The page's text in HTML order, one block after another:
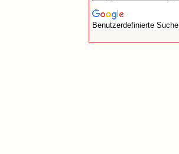
Benutzerdefinierte Suche